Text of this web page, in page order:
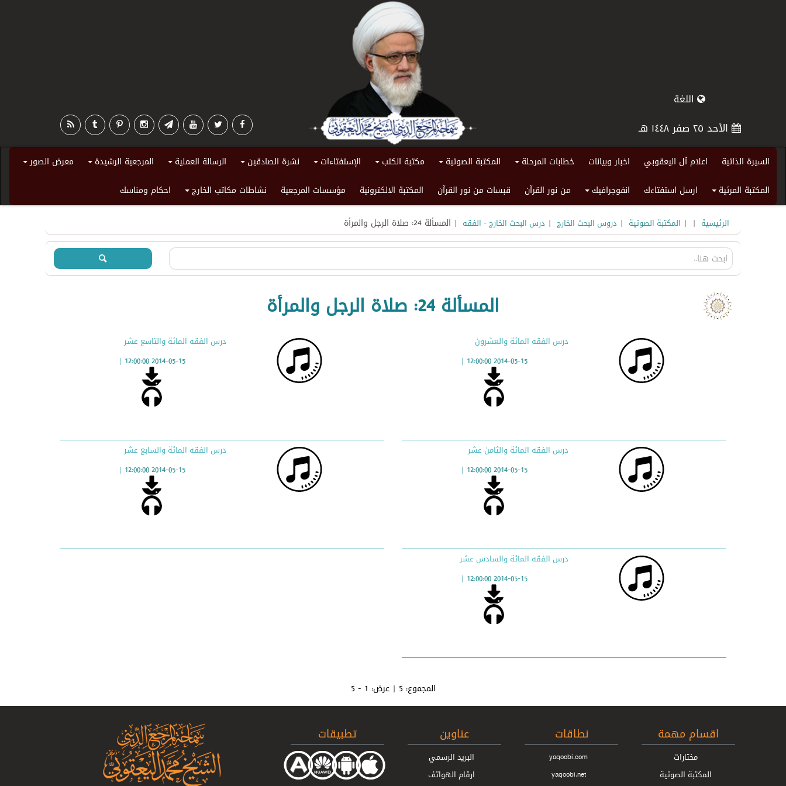
اللغة
الأحد ٢٥ صفر ١٤٤٨ هـ
السيرة الذاتية اعلام آل اليعقوبي اخبار وبيانات خطابات المرحلة المكتبة الصوتية مكتبة الكتب الإستفتاءات نشرة الصادقين الرسالة العملية المرجعية الرشيدة معرض الصور
المكتبة المرئية ارسل استفتاءك انفوجرافيك من نور القرآن قبسات من نور القرآن المكتبة الالكترونية مؤسسات المرجعية نشاطات مكاتب الخارج احكام ومناسك
الرئيسية |
| المكتبة الصوتية | دروس البحث الخارج | درس البحث الخارج - الفقه | المسألة 24: صلاة الرجل والمرأة
المسألة 24: صلاة الرجل والمرأة
درس الفقه المائة والعشرون
2014-05-15 12:00:00
|
درس الفقه المائة والتاسع عشر
2014-05-15 12:00:00
|
درس الفقه المائة والثامن عشر
2014-05-15 12:00:00
|
درس الفقه المائة والسابع عشر
2014-05-15 12:00:00
|
درس الفقه المائة والسادس عشر
2014-05-15 12:00:00
|
المجموع:5 | عرض: 1 - 5
اقسام مهمة
مختارات
المكتبة الصوتية
نطاقات
yaqoobi.com
yaqoobi.net
عناوين
البريد الرسمي
ارقام الهواتف
تطبيقات